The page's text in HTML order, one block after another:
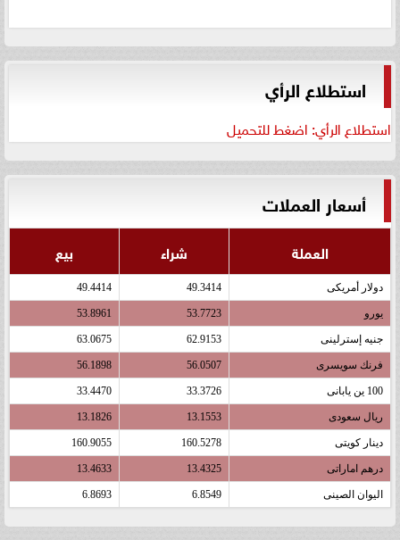
استطلاع الرأي
استطلاع الرأي: اضغط للتحميل
أسعار العملات
العملة شراء بيع
دولار أمريكى 49.3414
49.4414
يورو 53.7723
53.8961
جنيه إسترلينى 62.9153
63.0675
فرنك سويسرى 56.0507
56.1898
100 ين يابانى 33.3726
33.4470
ريال سعودى 13.1553
13.1826
دينار كويتى 160.5278
160.9055
درهم اماراتى 13.4325
13.4633
اليوان الصينى 6.8549
6.8693